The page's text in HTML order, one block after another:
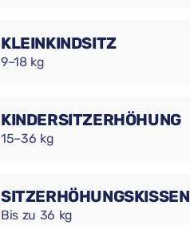
KLEINKINDSITZ
9–18 kg
KINDERSITZERHÖHUNG
15–36 kg
SITZERHÖHUNGSKISSEN
Bis zu 36 kg